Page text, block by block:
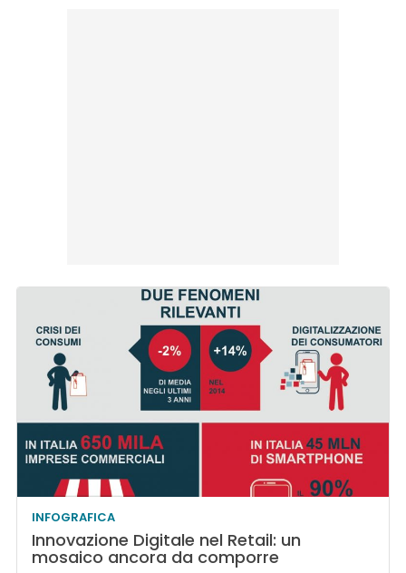
INFOGRAFICA
Innovazione Digitale nel Retail: un
mosaico ancora da comporre